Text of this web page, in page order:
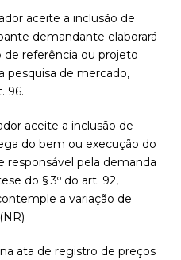
aceite a inclusão de
demandante elaborará
referência ou projeto
pesquisa de mercado,
96.
aceite a inclusão de
do bem ou execução do
responsável pela demanda
do § 3º do art. 92,
a variação de
ata de registro de preços